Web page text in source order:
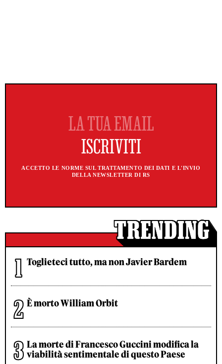
ACCETTO LE NORME SUL TRATTAMENTO DEI DATI E L'INVIO
DELLA NEWSLETTER DI RS
Toglieteci tutto, ma non Javier Bardem
È morto William Orbit
La morte di Francesco Guccini modifica la
viabilità sentimentale di questo Paese